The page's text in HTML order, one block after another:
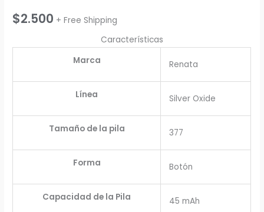
$2.500 + Free Shipping
Características
Marca
Renata
Línea Silver Oxide
Tamaño de la pila 377
Forma Botón
Capacidad de la Pila 45 mAh